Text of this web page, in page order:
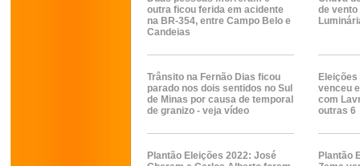
outra ficou ferida em acidente
na BR-354, entre Campo Belo e
Candeias
de
Trânsito na Fernão Dias ficou
parado nos dois sentidos no Sul
de Minas por causa de temporal
de granizo - veja vídeo
venceu
com
outras 6
Plantão Eleições 2022: José
Plantão